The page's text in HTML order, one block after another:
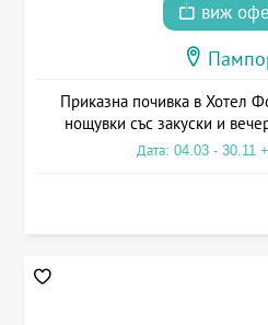
виж
Приказна почивка в Хотел
нощувки със закуски и
Дата: 04.03 - 30.11